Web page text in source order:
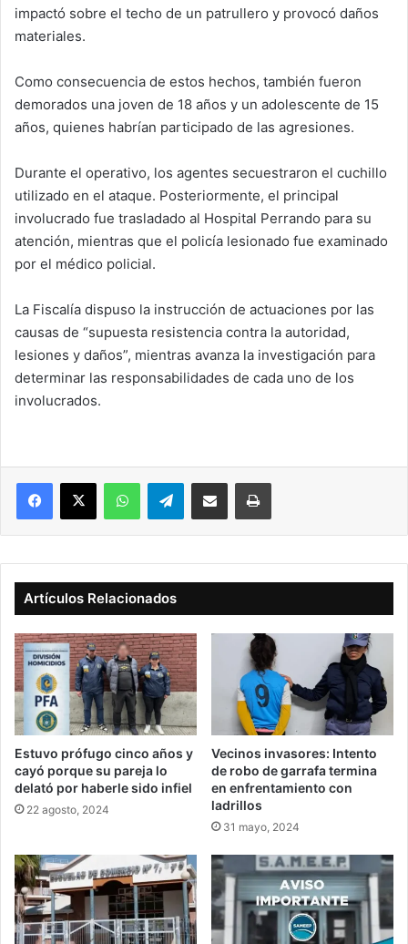
impactó sobre el techo de un patrullero y provocó daños
materiales.
Como consecuencia de estos hechos, también fueron
demorados una joven de 18 años y un adolescente de 15
años, quienes habrían participado de las agresiones.
Durante el operativo, los agentes secuestraron el cuchillo
utilizado en el ataque. Posteriormente, el principal
involucrado fue trasladado al Hospital Perrando para su
atención, mientras que el policía lesionado fue examinado
por el médico policial.
La Fiscalía dispuso la instrucción de actuaciones por las
causas de “supuesta resistencia contra la autoridad,
lesiones y daños”, mientras avanza la investigación para
determinar las responsabilidades de cada uno de los
involucrados.
Facebook
X WhatsAppTelegramCompartir vía correo electrónicoImprimir
Artículos Relacionados
Estuvo prófugo cinco años y
cayó porque su pareja lo
delató por haberle sido infiel
22 agosto, 2024
Vecinos invasores: Intento
de robo de garrafa termina
en enfrentamiento con
ladrillos
31 mayo, 2024